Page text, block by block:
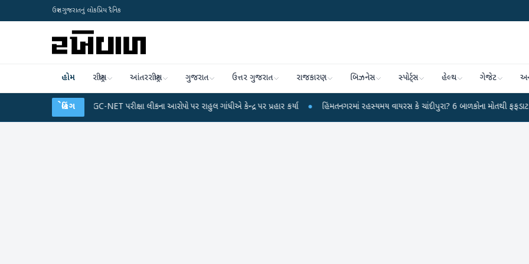
ઉત્તર ગુજરાતનું લોકપ્રિય દૈનિક
હોમ રાષ્ટ્રીય આંતરરાષ્ટ્રીય ગુજરાત ઉત્તર ગુજરાત રાજકારણ બિઝનેસ સ્પોર્ટ્સ હેલ્થ ગેજેટ
બ્રેકિંગ
UGC-NET પરીક્ષા લીકના આરોપો પર રાહુલ ગાંધીએ કેન્દ્ર પર પ્રહાર કર્યા ● હિંમતનગરમાં રહસ્યમય વાયરસ કે ચાંદીપુરા? 6 બાળકોના મોતથી ફફડાટ ●